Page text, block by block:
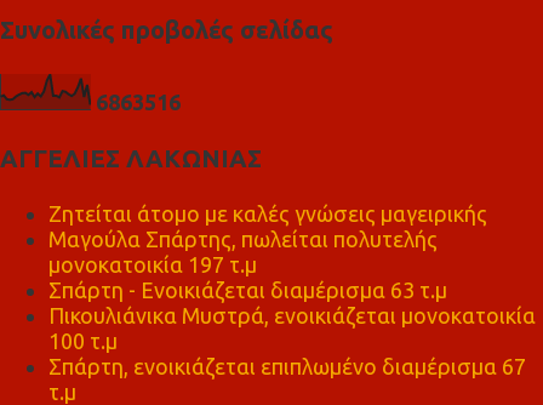
Συνολικές προβολές σελίδας
6863516
ΑΓΓΕΛΙΕΣ ΛΑΚΩΝΙΑΣ
Ζητείται άτομο με καλές γνώσεις μαγειρικής
Μαγούλα Σπάρτης, πωλείται πολυτελής
μονοκατοικία 197 τ.μ
Σπάρτη - Ενοικιάζεται διαμέρισμα 63 τ.μ
Πικουλιάνικα Μυστρά, ενοικιάζεται μονοκατοικία
100 τ.μ
Σπάρτη, ενοικιάζεται επιπλωμένο διαμέρισμα 67
τ.μ